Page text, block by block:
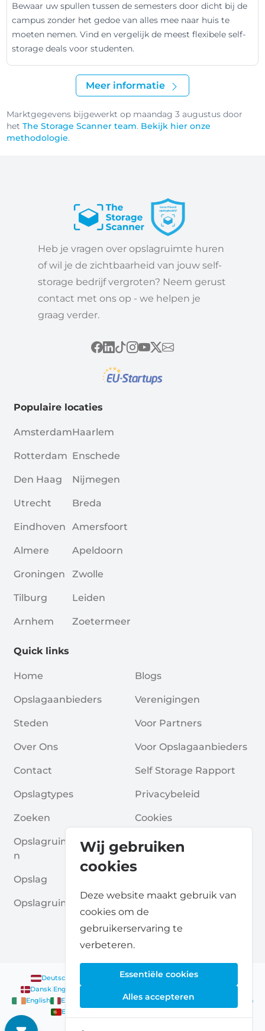
Bewaar uw spullen tussen de semesters door dicht bij de
campus zonder het gedoe van alles mee naar huis te
moeten nemen. Vind en vergelijk de meest flexibele self-
storage deals voor studenten.
Meer informatie
Marktgegevens bijgewerkt op maandag 3 augustus door
hetThe Storage Scanner team. Bekijk hier onze
methodologie.
Wij gebruiken
cookies
Deze website maakt gebruik van
cookies om de
gebruikerservaring te
verbeteren.
Essentiële cookies
Alles accepteren
Heb je vragen over opslagruimte huren
of wil je de zichtbaarheid van jouw self-
storage bedrijf vergroten? Neem gerust
contact met ons op - we helpen je
graag verder.
Populaire locaties
Amsterdam
Rotterdam
Den Haag
Utrecht
Eindhoven
Almere
Groningen
Tilburg
Arnhem
Haarlem
Enschede
Nijmegen
Breda
Amersfoort
Apeldoorn
Zwolle
Leiden
Zoetermeer
Quick links
Home
Opslagaanbieders
Steden
Over Ons
Contact
Opslagtypes
Zoeken
Opslagruimte Aanvrage
N
Opslag
Opslagruimte Gidsen
Blogs
Verenigingen
Voor Partners
Voor Opslagaanbieders
Self Storage Rapport
Privacybeleid
Cookies
Algemene Voorwaarde
Deutsch Nederlands|Français|English
Dansk English
English
English
English Nederlands|English Norsk |English
English
English